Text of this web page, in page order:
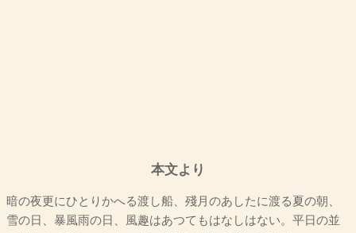
本文より
暗の夜更にひとりかへる渡し船、殘月のあしたに渡る夏の朝、
雪の日、暴風雨の日、風趣はあつてもはなしはない。平日の並